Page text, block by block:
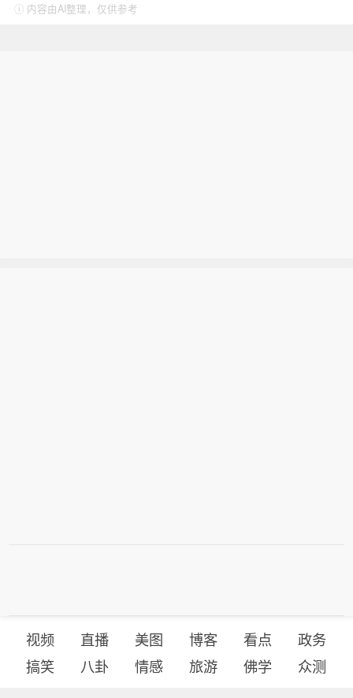
ⓘ 内容由AI整理，仅供参考
视频 直播 美图 博客 看点
政务
搞笑
八卦 情感 旅游 佛学 众测